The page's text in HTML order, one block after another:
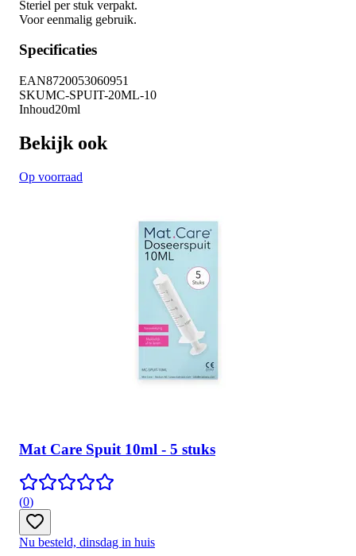
Steriel per stuk verpakt.
Voor eenmalig gebruik.
Specificaties
EAN8720053060951
SKUMC-SPUIT-20ML-10
Inhoud20ml
Bekijk ook
Op voorraad
Mat Care Spuit 10ml - 5 stuks
(0)
Nu besteld, dinsdag in huis